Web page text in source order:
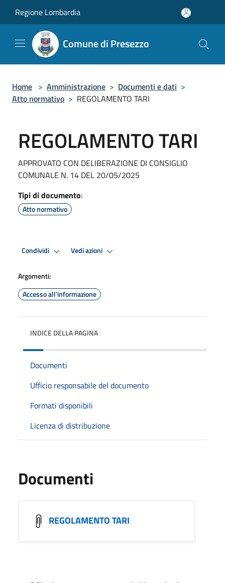
Regione Lombardia
Comune di Presezzo
Home > Amministrazione > Documenti e dati >
Atto normativo > REGOLAMENTO TARI
REGOLAMENTO TARI
APPROVATO CON DELIBERAZIONE DI CONSIGLIO
COMUNALE N. 14 DEL 20/05/2025
Tipi di documento:
Atto normativo
Condividi Vedi azioni
Argomenti:
Accesso all'informazione
INDICE DELLA PAGINA
Documenti
Ufficio responsabile del documento
Formati disponibili
Licenza di distribuzione
Documenti
REGOLAMENTO TARI